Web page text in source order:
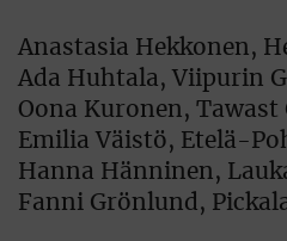
Anastasia Hekkonen,
Ada Huhtala, Viipurin
Oona Kuronen, Tawast
Emilia Väistö, Etelä-
Hanna Hänninen,
Fanni Grönlund,